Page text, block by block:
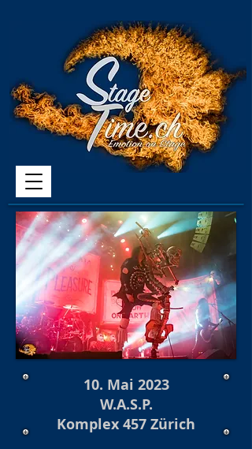
10. Mai 2023
W.A.S.P.
Komplex 457 Zürich